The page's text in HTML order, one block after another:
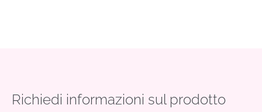
Richiedi informazioni sul prodotto